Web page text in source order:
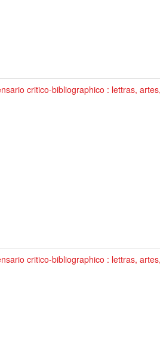
critico-bibliographico : lettras,
critico-bibliographico : lettras,